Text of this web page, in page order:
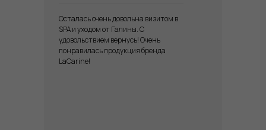
Осталась очень довольна визитом в
SPA и уходом от Галины. С
удовольствием вернусь! Очень
понравилась продукция бренда
LaCarine!